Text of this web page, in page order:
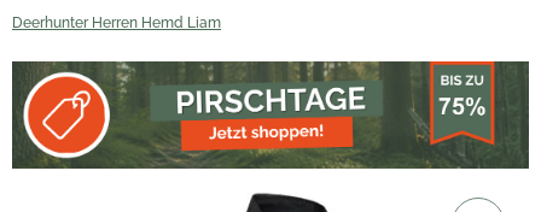
Deerhunter Herren Hemd Liam